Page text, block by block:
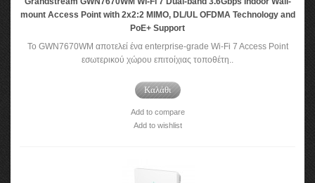
mount Access Point with 2x2:2 MIMO, DL/UL OFDMA Technology and
PoE+ Support
Το GWN7670WM αποτελεί ένα enterprise-grade Wi-Fi 7 Access Point
εσωτερικού χώρου επιτοίχιας τοποθέτη..
Καλάθι
Add to compare
Add to wishlist